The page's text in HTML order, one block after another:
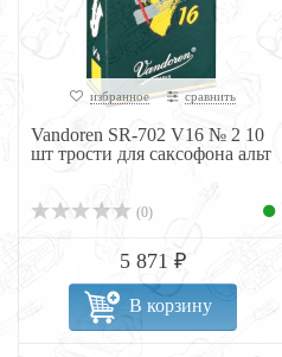
избранное сравнить
Vandoren SR-702 V16 № 2 10
шт трости для саксофона альт
(0)
5 871 ₽
В корзину